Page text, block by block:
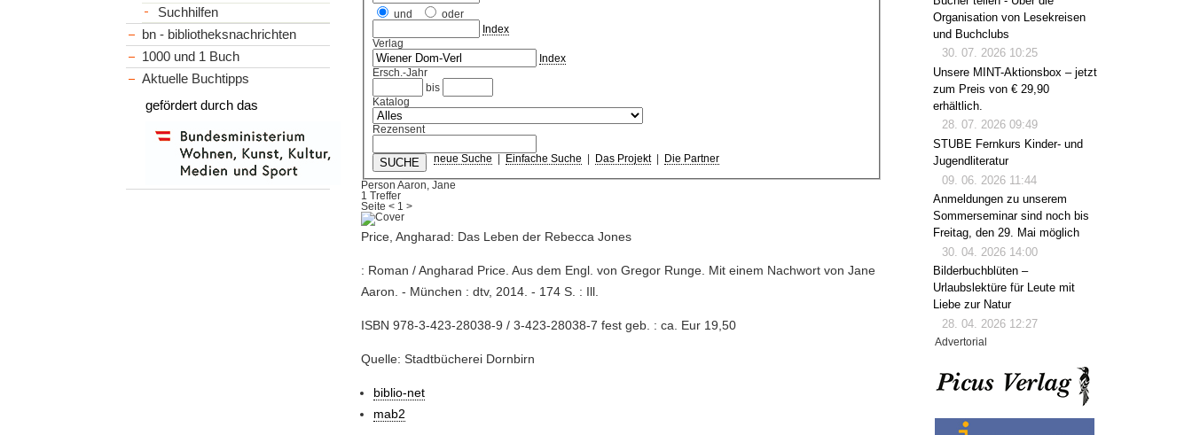
und
oder
Index
Verlag
Index
Ersch.-Jahr
bis
Katalog
Rezensent
neue Suche Einfache Suche Das Projekt| Die Partner
Person Aaron, Jane
1 Treffer
Seite< 1 >
Price, Angharad: Das Leben der Rebecca Jones
: Roman / Angharad Price. Aus dem Engl. von Gregor Runge. Mit einem Nachwort von Jane
Aaron. - München : dtv, 2014. - 174 S. : Ill.
ISBN 978-3-423-28038-9 / 3-423-28038-7 fest geb. : ca. Eur 19,50
Quelle: Stadtbücherei Dornbirn
biblio-net
mab2
Suchhilfen
bn - bibliotheksnachrichten
1000 und 1 Buch
Aktuelle Buchtipps
gefördert durch das
Organisation von Lesekreisen
und Buchclubs
30. 07. 2026 10:25
Unsere MINT-Aktionsbox – jetzt
zum Preis von € 29,90
erhältlich.
28. 07. 2026 09:49
STUBE Fernkurs Kinder- und
Jugendliteratur
09. 06. 2026 11:44
Anmeldungen zu unserem
Sommerseminar sind noch bis
Freitag, den 29. Mai möglich
30. 04. 2026 14:00
Bilderbuchblüten –
Urlaubslektüre für Leute mit
Liebe zur Natur
28. 04. 2026 12:27
Advertorial